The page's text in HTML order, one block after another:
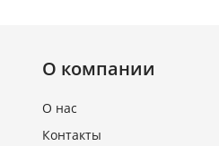
О компании
О нас
Контакты